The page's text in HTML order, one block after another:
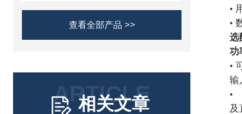
查看全部产品 >>
ARTICLE
相关文章
•
•
选
功
•
输
•
及